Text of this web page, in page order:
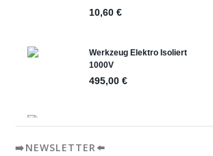
➡️NEWSLETTER⬅️